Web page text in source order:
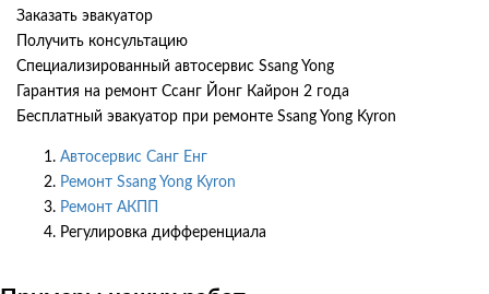
Заказать эвакуатор
Получить консультацию
Специализированный автосервис Ssang Yong
Гарантия на ремонт Ссанг Йонг Кайрон 2 года
Бесплатный эвакуатор при ремонте Ssang Yong Kyron
Автосервис Санг Енг
Ремонт Ssang Yong Kyron
Ремонт АКПП
Регулировка дифференциала